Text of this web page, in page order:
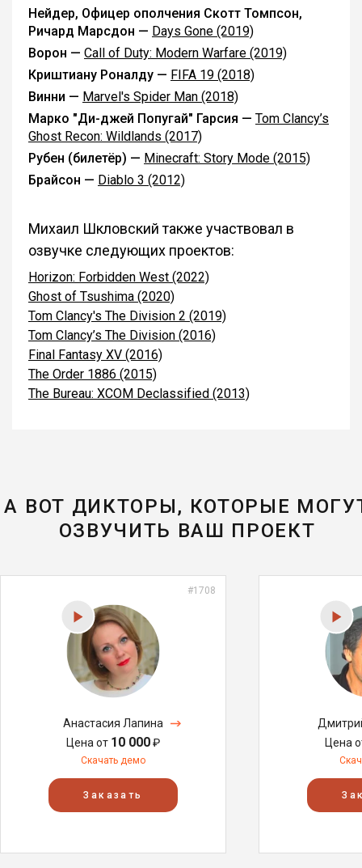
Нейдер, Офицер ополчения Скотт Томпсон,
Ричард Марсдон — Days Gone (2019)
Ворон — Call of Duty: Modern Warfare (2019)
Криштиану Роналду — FIFA 19 (2018)
Винни — Marvel's Spider Man (2018)
Марко "Ди-джей Попугай" Гарсия — Tom Clancy’s
Ghost Recon: Wildlands (2017)
Рубен (билетёр) — Minecraft: Story Mode (2015)
Брайсон — Diablo 3 (2012)
Михаил Шкловский также участвовал в
озвучке следующих проектов:
Horizon: Forbidden West (2022)
Ghost of Tsushima (2020)
Tom Clancy's The Division 2 (2019)
Tom Clancy’s The Division (2016)
Final Fantasy XV (2016)
The Order 1886 (2015)
The Bureau: XCOM Declassified (2013)
А ВОТ ДИКТОРЫ, КОТОРЫЕ
ОЗВУЧИТЬ ВАШ ПРОЕКТ
#1708
Анастасия Лапина
Цена от 10 000₽
Скачать демо
Заказать
Цена